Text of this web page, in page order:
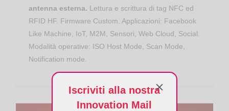
antenna esterna. Lettura e scrittura di tag NFC ed
RFID HF. Firmware Custom. Applicazioni: Facebook
Like Machine, IoT, M2M, Sensori, Web Cloud, Social.
Modalità operative: ISO Host Mode, Scan Mode,
Notification mode.
Iscriviti alla nostra
Innovation Mail